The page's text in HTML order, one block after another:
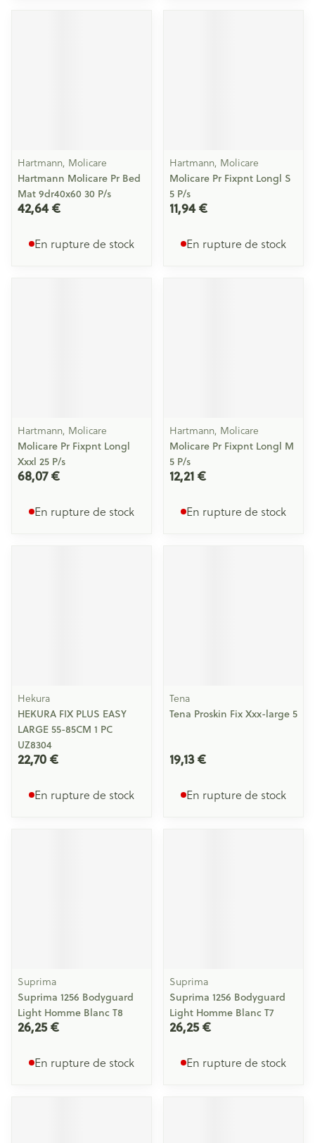
Hartmann, Molicare
Hartmann Molicare Pr Bed
Mat 9dr40x60 30 P/s
42,64 €
En rupture de stock
Hartmann, Molicare
Molicare Pr Fixpnt Longl S
5 P/s
11,94 €
En rupture de stock
Hartmann, Molicare
Molicare Pr Fixpnt Longl
Xxxl 25 P/s
68,07 €
En rupture de stock
Hartmann, Molicare
Molicare Pr Fixpnt Longl M
5 P/s
12,21 €
En rupture de stock
Hekura
HEKURA FIX PLUS EASY
LARGE 55-85CM 1 PC
UZ8304
22,70 €
En rupture de stock
Tena
Tena Proskin Fix Xxx-large 5
19,13 €
En rupture de stock
Suprima
Suprima 1256 Bodyguard
Light Homme Blanc T8
26,25 €
En rupture de stock
Suprima
Suprima 1256 Bodyguard
Light Homme Blanc T7
26,25 €
En rupture de stock